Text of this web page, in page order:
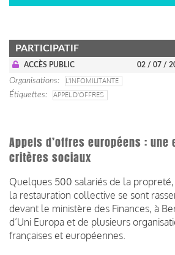
PARTICIPATIF
ACCÈS PUBLIC 02 / 07 /
Organisations
L'INFOMILITANTE
Étiquettes
APPEL D'OFFRES
Appels d’offres européens : une
critères sociaux
Quelques 500 salariés de la
la restauration collective se sont
devant le ministère des Finances, à
d’Uni Europa et de plusieurs
françaises et européennes.